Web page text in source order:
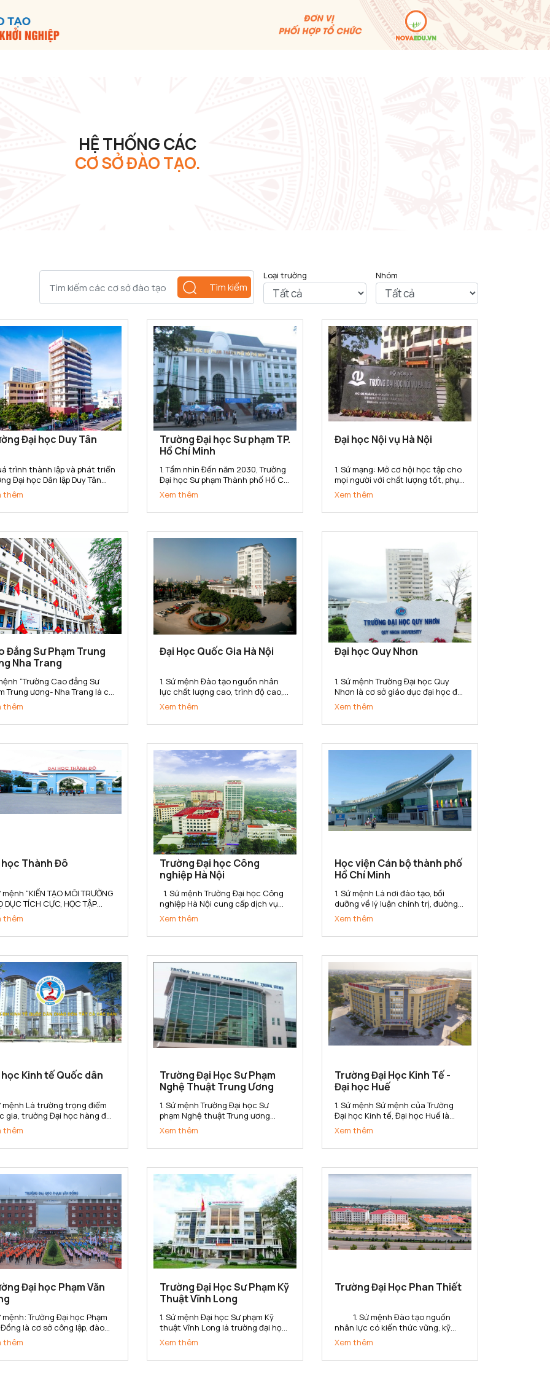
HỆ THỐNG CÁC
CƠ SỞ ĐÀO TẠO.
Tìm kiếm
Loại trường Nhóm
Đại học Duy Tân
trình thành lập và phát triển
Đại học Dân lập Duy Tân
thành lập ngày 11/11/1994
Quyết định số 666/TTg của
Chính phủ. Năm 2015,
Tư thục theo...
thêm
Trường Đại học Sư phạm TP.
Hồ Chí Minh
1. Tầm nhìn Đến năm 2030, Trường
Đại học Sư phạm Thành phố Hồ Chí
Minh trở thành Trường Đại học Sư
phạm trọng điểm Quốc gia, có uy
tín cao trong toàn quốc, ngang
khu vực Đông Nam Á; là cơ...
Xem thêm
Đại học Nội vụ Hà Nội
1. Sứ mạng: Mở cơ hội học tập cho
mọi người với chất lượng tốt, phục
vụ nhu cầu học tập đa dạng với
nhiều hình thức đào tạo, đa
ngành, đa cấp độ, đáp ứng yêu
nội vụ và cho xã hội trong công...
Xem thêm
Đẳng Sư Phạm Trung
Nha Trang
“Trường Cao đẳng Sư
Trung ương- Nha Trang là cơ
tạo, bồi dưỡng, nghiên cứu
học, hợp tác quốc tế, cung
nhân lực trình độ cao
nhân văn, đáp ứng yêu...
thêm
Đại Học Quốc Gia Hà Nội
1. Sứ mệnh Đào tạo nguồn nhân
lực chất lượng cao, trình độ cao,
bồi dưỡng nhân tài; nghiên cứu
khoa học, phát triển công nghệ
và chuyển giao tri thức đa ngành,
phát triển và bảo vệ đất nước;...
Xem thêm
Đại học Quy Nhơn
1. Sứ mệnh Trường Đại học Quy
Nhơn là cơ sở giáo dục đại học đa
ngành, đa lĩnh vực có sứ mệnh
đào tạo, phát triển nguồn nhân
lực chất lượng cao; bồi dưỡng
truyền bá tri thức và chuyển giao
Xem thêm
Thành Đô
mệnh “KIẾN TẠO MÔI TRƯỜNG
DỤC TÍCH CỰC, HỌC TẬP
LƯỢNG, NGHIÊN CỨU HIỆU
PHÁT TRIỂN BỀN VỮNG”
Đại học Thành Đô kiến
– Hành – Nghề - Nghiệp,
thêm
Trường Đại học Công
nghiệp Hà Nội
nghiệp Hà Nội cung cấp dịch vụ
giáo dục, đào tạo, nghiên cứu
khoa học, tư vấn, ứng dụng và
chuyển giao công nghệ đáp ứng
đại hóa đất nước và hội nhập
quốc...
Xem thêm
Học viện Cán bộ thành phố
Hồ Chí Minh
1. Sứ mệnh Là nơi đào tạo, bồi
dưỡng về lý luận chính trị, đường
lối, chính sách của Đảng và pháp
luật của nhà nước; kiến thức và
kỹ năng quản lý nhà nước cho đội
của Thành phố Hồ Chí Minh...
Xem thêm
Kinh tế Quốc dân
mệnh Là trường trọng điểm
gia, trường Đại học hàng đầu
tế, quản lý và quản trị kinh
trong hệ thống các trường
của Việt Nam. Trường Đại
cấp cho xã hội các sản...
thêm
Trường Đại Học Sư Phạm
Nghệ Thuật Trung Ương
1. Sứ mệnh Trường Đại học Sư
phạm Nghệ thuật Trung ương
(ĐHSP Nghệ thuật TW) là cơ sở
đào tạo, bồi dưỡng nguồn nhân
lực có trình độ đại học, sau đại
chuyển giao công nghệ trong lĩnh
vực Văn hóa,...
Xem thêm
Trường Đại Học Kinh Tế -
Đại học Huế
1. Sứ mệnh Sứ mệnh của Trường
Đại học Kinh tế, Đại học Huế là
đào tạo nguồn nhân lực chất
lượng, trình độ cao; thực hiện
nghiên cứu khoa học, chuyển
về lĩnh vực kinh tế và quản lý phục
vụ sự...
Xem thêm
Đại học Phạm Văn
mệnh: Trường Đại học Phạm
là cơ sở công lập, đào
ngành, đa phương thức; là
nghiên cứu khoa học, ứng
và chuyển giao công nghệ;
thêm
Trường Đại Học Sư Phạm Kỹ
Thuật Vĩnh Long
1. Sứ mệnh Đại học Sư phạm Kỹ
thuật Vĩnh Long là trường đại học
định hướng ứng dụng; là trung
tâm đào tạo, bồi dưỡng nhà giáo
giáo dục nghề nghiệp và cán bộ
Xem thêm
Trường Đại Học Phan Thiết
nhân lực có kiến thức vững, kỹ
năng toàn cầu và tinh thần khởi
nghiệp, tạo ra các giá trị gia tăng
cho doanh nghiệp, tổ chức và xã
Xem thêm